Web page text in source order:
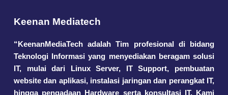
Keenan Mediatech
“KeenanMediaTech adalah Tim profesional di bidang
Teknologi Informasi yang menyediakan beragam solusi
IT, mulai dari Linux Server, IT Support, pembuatan
website dan aplikasi, instalasi jaringan dan perangkat IT,
hingga pengadaan Hardware serta konsultasi IT. Kami